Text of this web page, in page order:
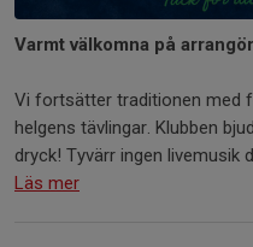
Varmt välkomna på
Vi fortsätter traditionen med
helgens tävlingar. Klubben
dryck! Tyvärr ingen livemusik
Läs mer